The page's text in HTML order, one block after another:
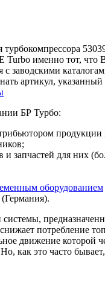
именно тот, что
заводскими
артикул,
БР Турбо:
запчастей для них
оборудованием
потребление
движение которой
как это часто